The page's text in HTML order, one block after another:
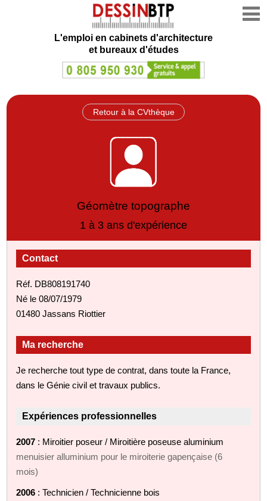
L'emploi en cabinets d'architecture
et bureaux d'études
Retour à la CVthèque
Géomètre topographe
1 à 3 ans d'expérience
Contact
Réf. DB808191740
Né le 08/07/1979
01480 Jassans Riottier
Ma recherche
Je recherche tout type de contrat, dans toute la France,
dans le Génie civil et travaux publics.
Expériences professionnelles
2007 : Miroitier poseur / Miroitière poseuse aluminium
menuisier alluminium pour le miroiterie gapençaise (6
mois)
2006 : Technicien / Technicienne bois